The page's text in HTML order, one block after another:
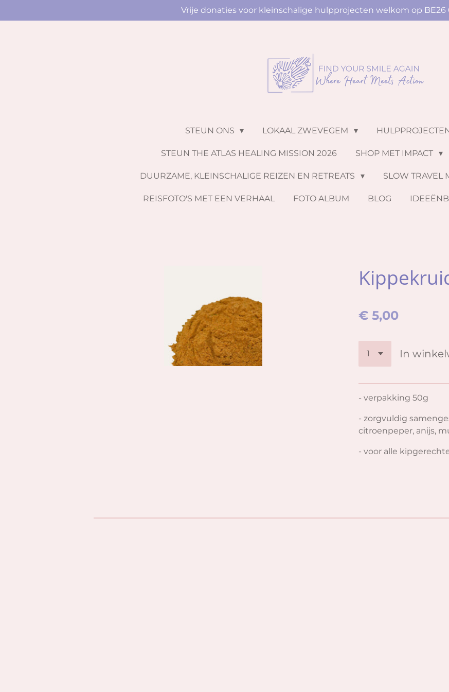
direct
Vrije donaties voor kleinschalige hulpprojecten welkom op BE26
STEUN ONS LOKAAL ZWEVEGEM
STEUN THE ATLAS HEALING MISSION 2026 SHOP MET IMPACT
DUURZAME, KLEINSCHALIGE REIZEN EN RETREATS SLOW TRAVEL
REISFOTO'S MET EEN VERHAAL FOTO ALBUM BLOG
€ 5,00
In
- verpakking 50g
- zorgvuldig
citroenpeper, anijs,
- voor alle